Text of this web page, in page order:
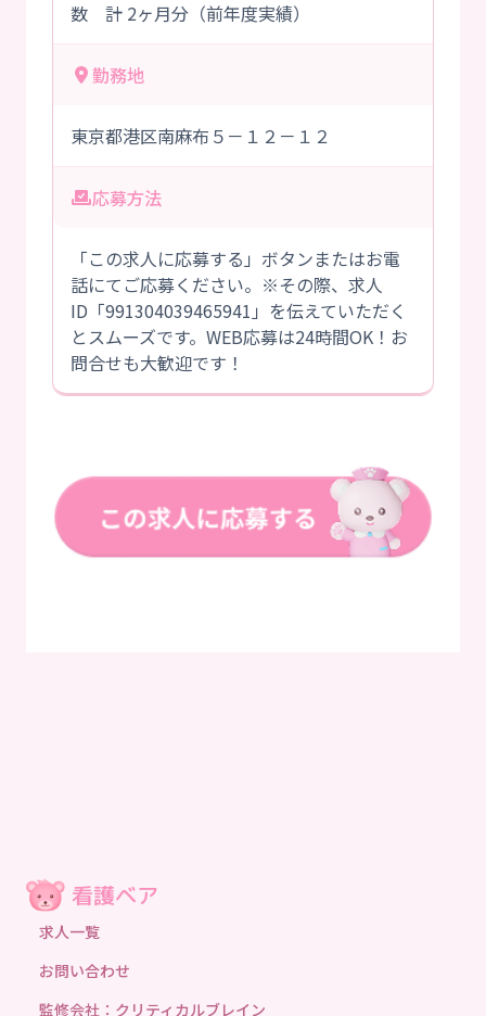
数 計 2ヶ月分（前年度実績）
勤務地
東京都港区南麻布５－１２－１２
応募方法
「この求人に応募する」ボタンまたはお電
話にてご応募ください。※その際、求人
ID「991304039465941」を伝えていただく
とスムーズです。WEB応募は24時間OK！お
問合せも大歓迎です！
求人一覧
お問い合わせ
監修会社：クリティカルブレイン